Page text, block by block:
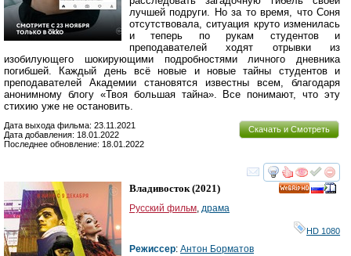
лучшей подруги. Но за то время, что Соня
отсутствовала, ситуация круто изменилась
и теперь по рукам студентов и
преподавателей ходят отрывки из
изобилующего шокирующими подробностями личного дневника
погибшей. Каждый день всё новые и новые тайны студентов и
преподавателей Академии становятся известны всем, благодаря
анонимному блогу «Твоя большая тайна». Все понимают, что эту
стихию уже не остановить.
Скачать и Смотреть
Дата выхода фильма: 23.11.2021
Дата добавления: 18.01.2022
Последнее обновление: 18.01.2022
смотреть
Владивосток(2021)
Русский фильм, драма
HD 1080
Режиссер: Антон Борматов